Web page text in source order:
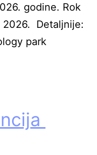
godine. Rok
2026. Detaljnije:
park